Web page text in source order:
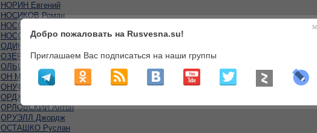
НОРИН Евгений
НОСИКОВ Роман
НОСОВИЧ Александр
НОССЕЛ Сьюзан
ОДИНЦОВСКИЙ Олег
ОЗЕРОВ Михаил
ОЛЬШАНСКИЙ Дмитрий
ОН Михаил
ОНУФРИЕНКО Михаил
ОРДЖОНИКИДЗЕ Сергей
ОРЛОВСКИЙ Антон
ОРУЭЛЛ Джордж
ОСТАШКО Руслан
Добро пожаловать на Rusvesna.su!
Приглашаем Вас подписаться на наши группы